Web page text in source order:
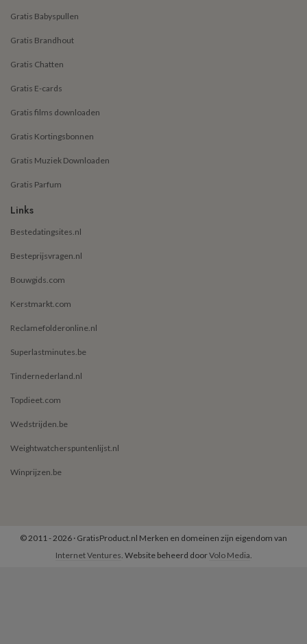
Gratis Babyspullen
Gratis Brandhout
Gratis Chatten
Gratis E-cards
Gratis films downloaden
Gratis Kortingsbonnen
Gratis Muziek Downloaden
Gratis Parfum
Links
Bestedatingsites.nl
Besteprijsvragen.nl
Bouwgids.com
Kerstmarkt.com
Reclamefolderonline.nl
Superlastminutes.be
Tindernederland.nl
Topdieet.com
Wedstrijden.be
Weightwatcherspuntenlijst.nl
Winprijzen.be
© 2011 - 2026 · GratisProduct.nl Merken en domeinen zijn eigendom van
Internet Ventures. Website beheerd doorVolo Media.